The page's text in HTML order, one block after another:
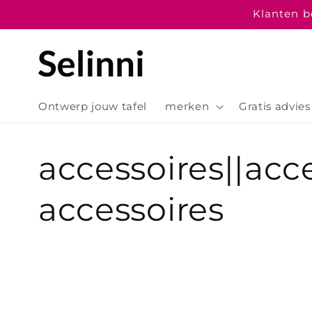
content
Klanten
Ontwerp jouw tafel merken Gratis advies
C
o
accessoires